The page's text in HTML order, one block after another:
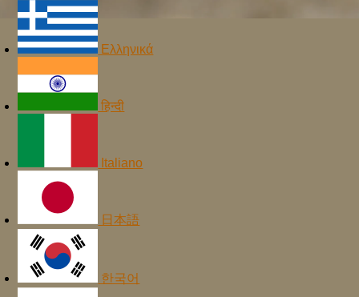
Ελληνικά
हिन्दी
Italiano
日本語
한국어